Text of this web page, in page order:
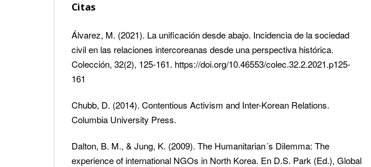
Citas
Álvarez, M. (2021). La unificación desde abajo. Incidencia de la sociedad
civil en las relaciones intercoreanas desde una perspectiva histórica.
Colección, 32(2), 125-161. https://doi.org/10.46553/colec.32.2.2021.p125-
161
Chubb, D. (2014). Contentious Activism and Inter-Korean Relations.
Columbia University Press.
Dalton, B. M., & Jung, K. (2009). The Humanitarian´s Dilemma: The
experience of international NGOs in North Korea. En D.S. Park (Ed.), Global